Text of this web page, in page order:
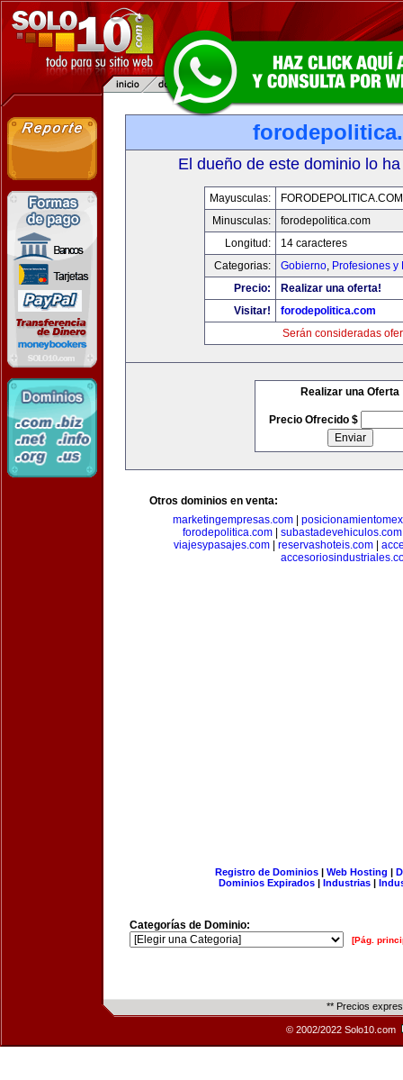
El dueño de este dominio lo
Mayusculas:
FORODEPOLITICA.COM
Minusculas:
forodepolitica.com
Longitud:
14 caracteres
Categorias:
Gobierno, Profesiones y
Precio:
Realizar una oferta!
Visitar!
forodepolitica.com
Serán consideradas
Realizar una Oferta
Precio Ofrecido $
Otros dominios en venta:
marketingempresas.com
forodepolitica.com| subastadevehiculos.com
viajesypasajes.com
reservashoteis.com
Registro de Dominios| Web Hosting |
Dominios Expirados | Industrias |
Categorías de Dominio:
[Pág.
** Precios
© 2002/2022 Solo10.com